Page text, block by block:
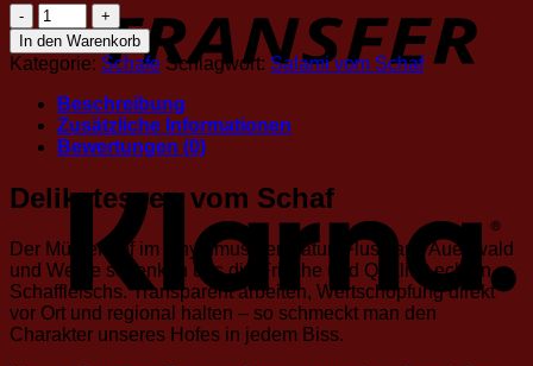
Knackwurst
vom
Schaf
Menge
In den Warenkorb
Kategorie: Schafe Schlagwort: Salami vom Schaf
Beschreibung
Zusätzliche Informationen
Bewertungen (0)
Delikatessen vom Schaf
Der Mühlenhof im Rhythmus der Natur: Flusslauf, Auenwald
und Weide schenken uns die Frische und Qualität echten
Schaffleischs. Transparent arbeiten, Wertschöpfung direkt
vor Ort und regional halten – so schmeckt man den
Charakter unseres Hofes in jedem Biss.